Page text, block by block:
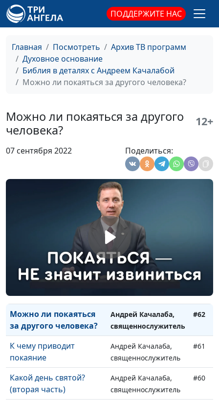
ПОДДЕРЖИТЕ НАС
Главная Посмотреть
Архив ТВ программ
Духовное основание
Библия в деталях с Андреем Качалабой
Можно ли покаяться за другого человека?
Можно ли покаяться за другого
человека?
12+
07 сентября 2022 Поделиться:
Высшая степень
неблагодарности
священнослужитель
священнослужитель
Стыдно ли быть
верующим?
Андрей Качалаба,
священнослужитель
почему люди плачут?
Успех по-Божьи и успех
Андрей Качалаба,
#66
Андрей Качалаба,
священнослужитель
преодолеть лишние
сомнения?
Андрей Качалаба,
священнослужитель
Христианская жизнь:
внешнее и внутреннее
Андрей Качалаба,
священнослужитель
#63
Можно ли покаяться
за другого человека?
Андрей Качалаба,
священнослужитель
#62
К чему приводит
покаяние
Андрей Качалаба,
священнослужитель
#61
Какой день святой?
(вторая часть)
Андрей Качалаба,
священнослужитель
#60